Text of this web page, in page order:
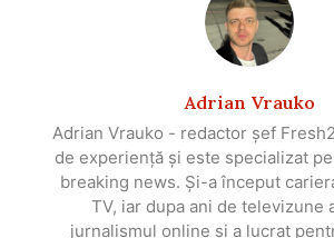
Adrian Vrauko
Adrian Vrauko - redactor șef
de experiență și este specializat
breaking news. Și-a început
TV, iar dupa ani de televizune
jurnalismul online și a lucrat